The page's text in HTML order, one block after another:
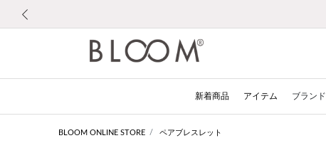
新着商品 アイテム ブランド
BLOOM ONLINE STORE ペアブレスレット